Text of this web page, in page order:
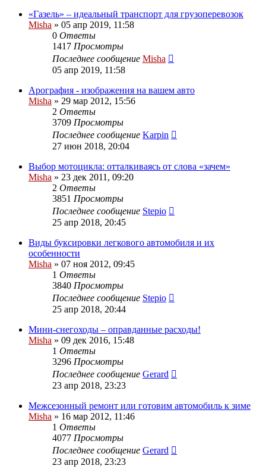
«Газель» – идеальный транспорт для грузоперевозок
Misha » 05 апр 2019, 11:58
0 Ответы
1417 Просмотры
Последнее сообщение Misha
05 апр 2019, 11:58
Арография - изображения на вашем авто
Misha » 29 мар 2012, 15:56
2 Ответы
3709 Просмотры
Последнее сообщение Karpin
27 июн 2018, 20:04
Выбор мотоцикла: отталкиваясь от слова «зачем»
Misha » 23 дек 2011, 09:20
2 Ответы
3851 Просмотры
Последнее сообщение Stepio
25 апр 2018, 20:45
Виды буксировки легкового автомобиля и их
особенности
Misha » 07 ноя 2012, 09:45
1 Ответы
3840 Просмотры
Последнее сообщение Stepio
25 апр 2018, 20:44
Мини-снегоходы – оправданные расходы!
Misha » 09 дек 2016, 15:48
1 Ответы
3296 Просмотры
Последнее сообщение Gerard
23 апр 2018, 23:23
Межсезонный ремонт или готовим автомобиль к зиме
Misha » 16 мар 2012, 11:46
1 Ответы
4077 Просмотры
Последнее сообщение Gerard
23 апр 2018, 23:23